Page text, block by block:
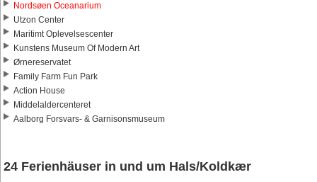
Nordsøen Oceanarium
Utzon Center
Maritimt Oplevelsescenter
Kunstens Museum Of Modern Art
Ørnereservatet
Family Farm Fun Park
Action House
Middelaldercenteret
Aalborg Forsvars- & Garnisonsmuseum
24 Ferienhäuser in und um Hals/Koldkær